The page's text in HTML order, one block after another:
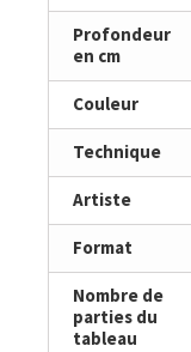
Profondeur
en cm
Couleur
Technique
Artiste
Format
Nombre de
parties du
tableau